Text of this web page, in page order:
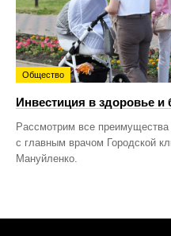
Общество
Инвестиция в здоровье и
Рассмотрим все преимущества
с главным врачом Городской
Мануйленко.